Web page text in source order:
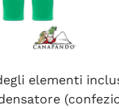
elementi